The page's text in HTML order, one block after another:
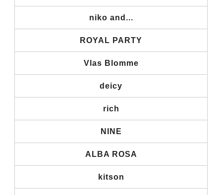
niko and...
ROYAL PARTY
Vlas Blomme
deicy
rich
NINE
ALBA ROSA
kitson